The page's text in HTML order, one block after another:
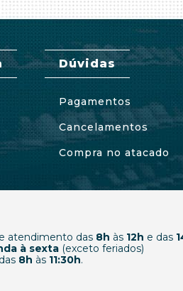
Dúvidas
Pagamentos
Cancelamentos
Compra no atacado
atendimento das 8h às 12h e das
à sexta (exceto feriados)
8h às 11:30h.